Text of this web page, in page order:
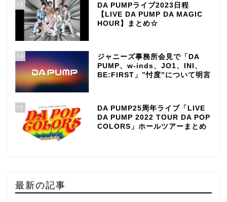
13
DA PUMPライブ2023日程
【LIVE DA PUMP DA MAGIC
HOUR】まとめ☆
14
ジャニーズ事務所会見で「DA
PUMP、w-inds、JO1、INI、
BE:FIRST」”忖度”について明言
15
DA PUMP25周年ライブ「LIVE
DA PUMP 2022 TOUR DA POP
COLORS」ホールツアーまとめ
最新の記事